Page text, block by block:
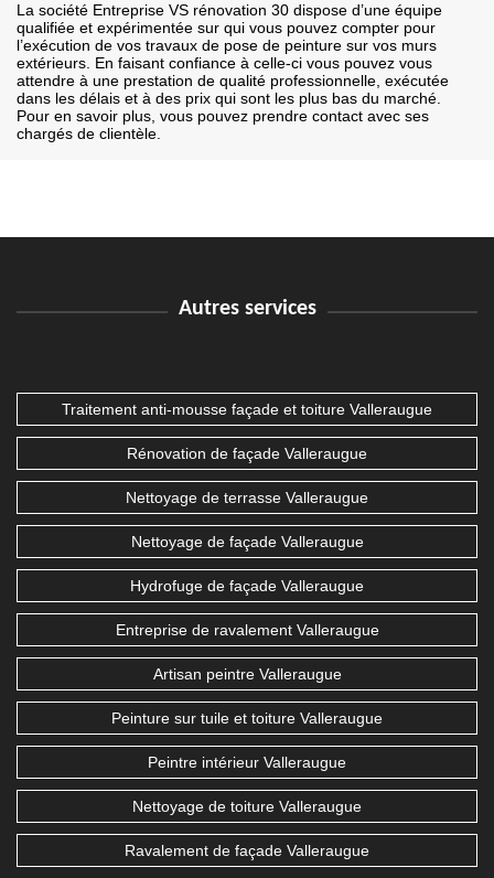
La société Entreprise VS rénovation 30 dispose d’une équipe
qualifiée et expérimentée sur qui vous pouvez compter pour
l’exécution de vos travaux de pose de peinture sur vos murs
extérieurs. En faisant confiance à celle-ci vous pouvez vous
attendre à une prestation de qualité professionnelle, exécutée
dans les délais et à des prix qui sont les plus bas du marché.
Pour en savoir plus, vous pouvez prendre contact avec ses
chargés de clientèle.
Autres services
Traitement anti-mousse façade et toiture Valleraugue
Rénovation de façade Valleraugue
Nettoyage de terrasse Valleraugue
Nettoyage de façade Valleraugue
Hydrofuge de façade Valleraugue
Entreprise de ravalement Valleraugue
Artisan peintre Valleraugue
Peinture sur tuile et toiture Valleraugue
Peintre intérieur Valleraugue
Nettoyage de toiture Valleraugue
Ravalement de façade Valleraugue